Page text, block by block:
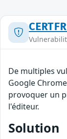
De multiples
Google
provoquer un
l'éditeur.
Solution